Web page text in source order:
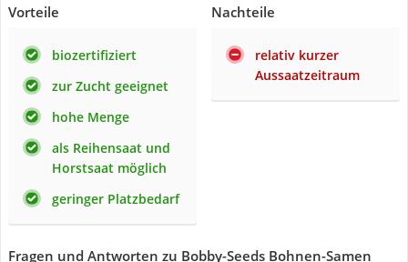
Vorteile
biozertifiziert
zur Zucht geeignet
hohe Menge
als Reihensaat und
Horstsaat möglich
geringer Platzbedarf
Nachteile
relativ kurzer
Aussaatzeitraum
Fragen und Antworten zu Bobby-Seeds Bohnen-Samen